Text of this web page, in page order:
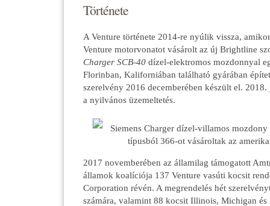
Története
A Venture története 2014-re nyúlik vissza,
Venture motorvonatot vásárolt az új Brightline
Charger SCB-40 dízel-elektromos mozdonnyal
Florinban, Kaliforniában található gyárában
szerelvény 2016 decemberében készült el.
a nyilvános üzemeltetés.
Siemens Charger dízel-villamos
típusból 366-ot vásároltak az
2017 novemberében az államilag támogatott
államok koalíciója 137 Venture vasúti kocsit
Corporation révén. A megrendelés hét
számára, valamint 88 kocsit Illinois, Michigan